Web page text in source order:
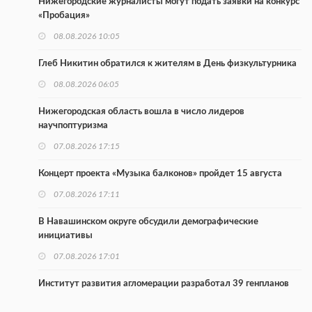
«Пробация»
08.08.2026 10:05
Глеб Никитин обратился к жителям в День физкультурника
08.08.2026 06:05
Нижегородская область вошла в число лидеров
научпоптуризма
07.08.2026 17:15
Концерт проекта «Музыка балконов» пройдет 15 августа
07.08.2026 17:11
В Навашинском округе обсудили демографические
инициативы
07.08.2026 17:01
Институт развития агломерации разработал 39 генпланов